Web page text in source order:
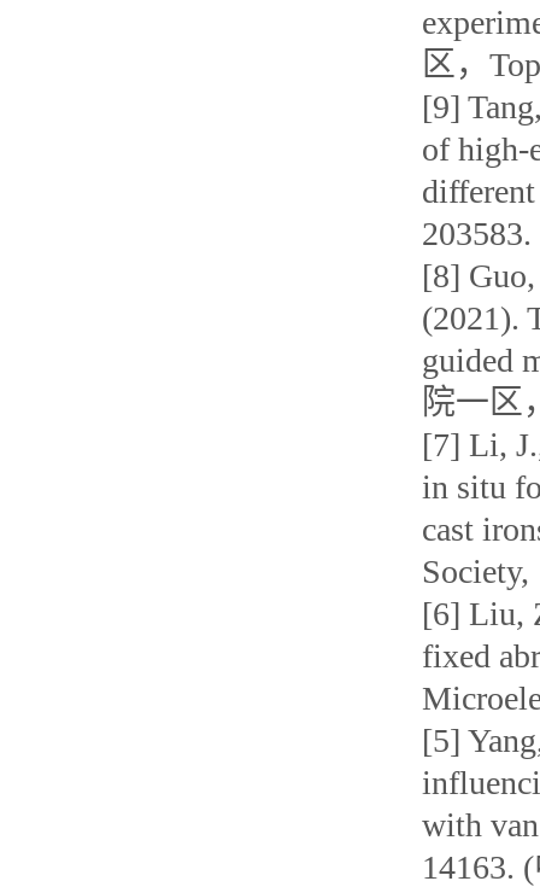
区，
[9]
of high-
[8]
(2021).
guided
院一区
[7] Li,
in situ
cast
[6] Liu,
fixed
[5]
with
14163.